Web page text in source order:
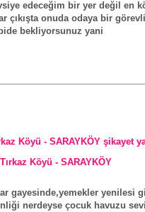
edeceğim bir yer değil en
çıkışta onuda odaya bir
bekliyorsunuz yani
Köyü - SARAYKÖY şikayet
Köyü - SARAYKÖY
gayesinde,yemekler yenilesi
nerdeyse çocuk havuzu